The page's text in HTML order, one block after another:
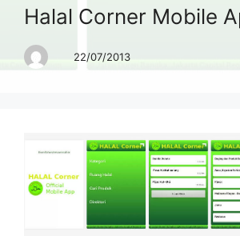
Halal Corner Mobile
22/07/2013